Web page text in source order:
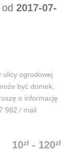
od 2017-07-
ulicy ogrodowej
być domek,
o informację
982 / mail
10zł - 120zł